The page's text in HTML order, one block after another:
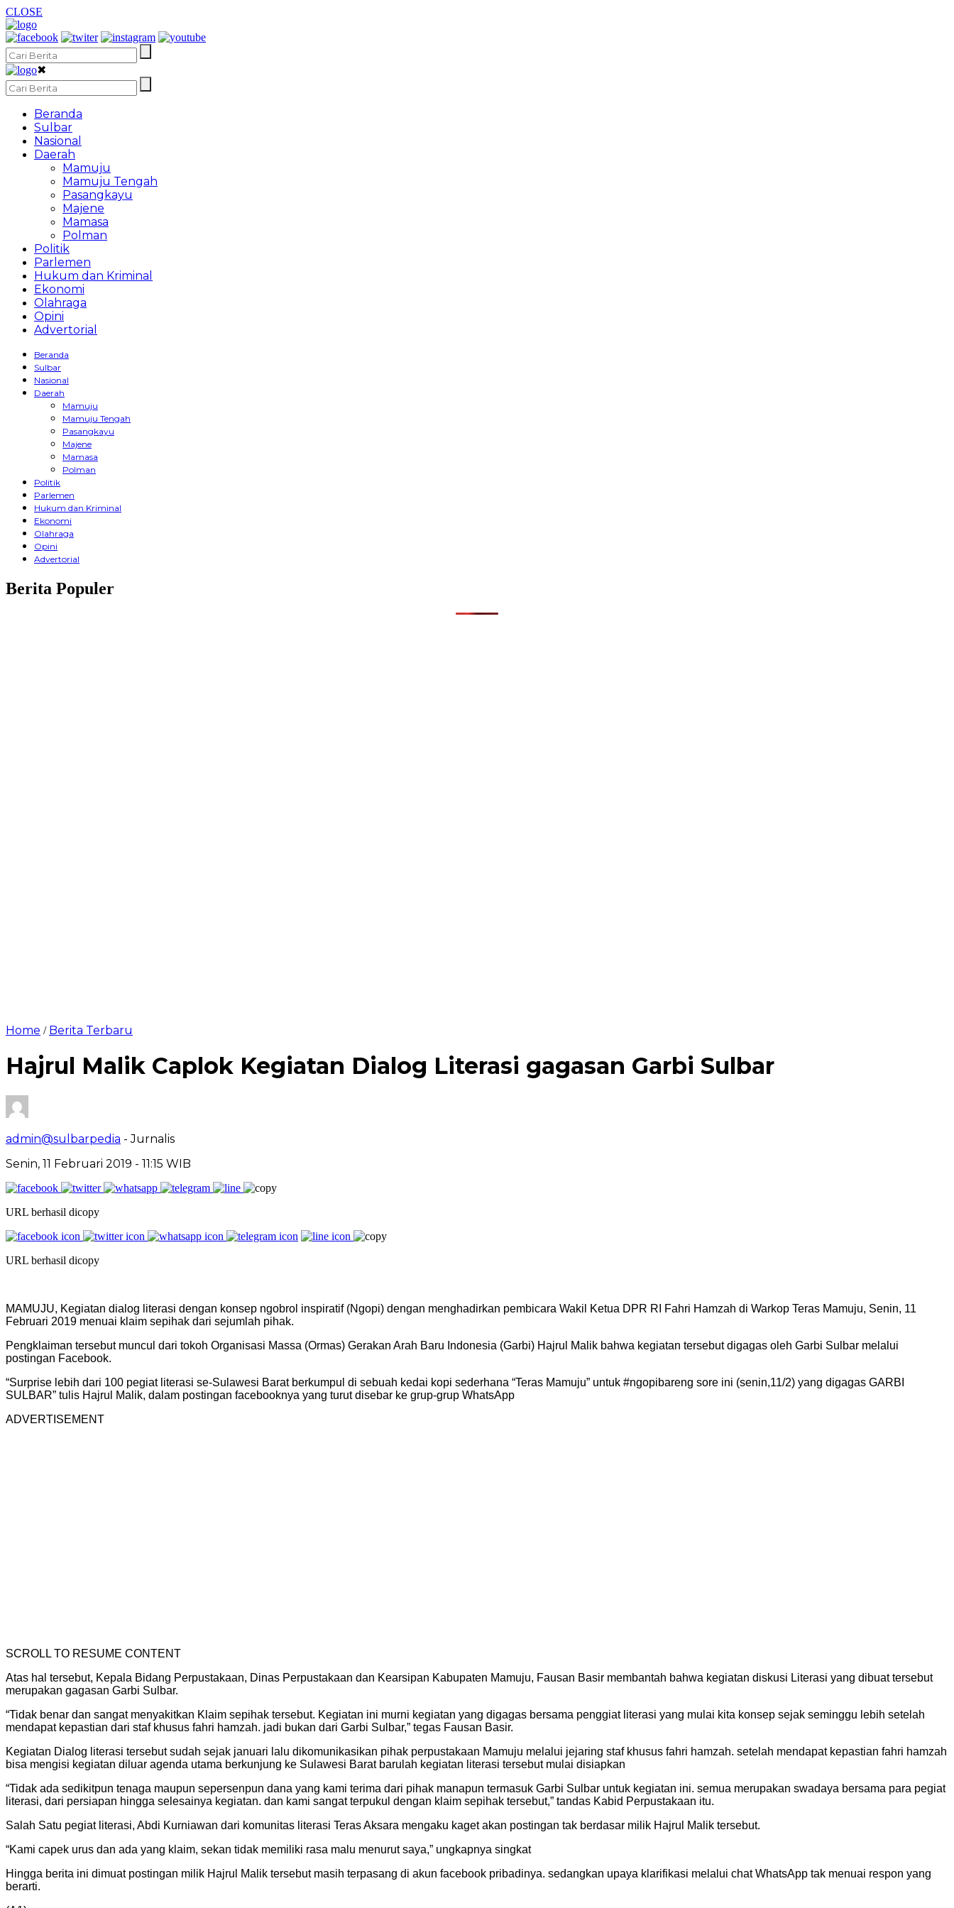
CLOSE
✖
Beranda
Sulbar
Nasional
Daerah
Mamuju
Mamuju Tengah
Pasangkayu
Majene
Mamasa
Polman
Politik
Parlemen
Hukum dan Kriminal
Ekonomi
Olahraga
Opini
Advertorial
Beranda
Sulbar
Nasional
Daerah
Mamuju
Mamuju Tengah
Pasangkayu
Majene
Mamasa
Polman
Politik
Parlemen
Hukum dan Kriminal
Ekonomi
Olahraga
Opini
Advertorial
Berita Populer
Home / Berita Terbaru
Hajrul Malik Caplok Kegiatan Dialog Literasi gagasan Garbi Sulbar
admin@sulbarpedia - Jurnalis
Senin, 11 Februari 2019 - 11:15 WIB
URL berhasil dicopy
URL berhasil dicopy
MAMUJU, Kegiatan dialog literasi dengan konsep ngobrol inspiratif (Ngopi) dengan menghadirkan pembicara Wakil Ketua DPR RI Fahri Hamzah di Warkop Teras Mamuju, Senin, 11
Februari 2019 menuai klaim sepihak dari sejumlah pihak.
Pengklaiman tersebut muncul dari tokoh Organisasi Massa (Ormas) Gerakan Arah Baru Indonesia (Garbi) Hajrul Malik bahwa kegiatan tersebut digagas oleh Garbi Sulbar melalui
postingan Facebook.
“Surprise lebih dari 100 pegiat literasi se-Sulawesi Barat berkumpul di sebuah kedai kopi sederhana “Teras Mamuju” untuk #ngopibareng sore ini (senin,11/2) yang digagas GARBI
SULBAR” tulis Hajrul Malik, dalam postingan facebooknya yang turut disebar ke grup-grup WhatsApp
ADVERTISEMENT
SCROLL TO RESUME CONTENT
Atas hal tersebut, Kepala Bidang Perpustakaan, Dinas Perpustakaan dan Kearsipan Kabupaten Mamuju, Fausan Basir membantah bahwa kegiatan diskusi Literasi yang dibuat tersebut
merupakan gagasan Garbi Sulbar.
“Tidak benar dan sangat menyakitkan Klaim sepihak tersebut. Kegiatan ini murni kegiatan yang digagas bersama penggiat literasi yang mulai kita konsep sejak seminggu lebih setelah
mendapat kepastian dari staf khusus fahri hamzah. jadi bukan dari Garbi Sulbar,” tegas Fausan Basir.
Kegiatan Dialog literasi tersebut sudah sejak januari lalu dikomunikasikan pihak perpustakaan Mamuju melalui jejaring staf khusus fahri hamzah. setelah mendapat kepastian fahri hamzah
bisa mengisi kegiatan diluar agenda utama berkunjung ke Sulawesi Barat barulah kegiatan literasi tersebut mulai disiapkan
“Tidak ada sedikitpun tenaga maupun sepersenpun dana yang kami terima dari pihak manapun termasuk Garbi Sulbar untuk kegiatan ini. semua merupakan swadaya bersama para pegiat
literasi, dari persiapan hingga selesainya kegiatan. dan kami sangat terpukul dengan klaim sepihak tersebut,” tandas Kabid Perpustakaan itu.
Salah Satu pegiat literasi, Abdi Kurniawan dari komunitas literasi Teras Aksara mengaku kaget akan postingan tak berdasar milik Hajrul Malik tersebut.
“Kami capek urus dan ada yang klaim, sekan tidak memiliki rasa malu menurut saya,” ungkapnya singkat
Hingga berita ini dimuat postingan milik Hajrul Malik tersebut masih terpasang di akun facebook pribadinya. sedangkan upaya klarifikasi melalui chat WhatsApp tak menuai respon yang
berarti.